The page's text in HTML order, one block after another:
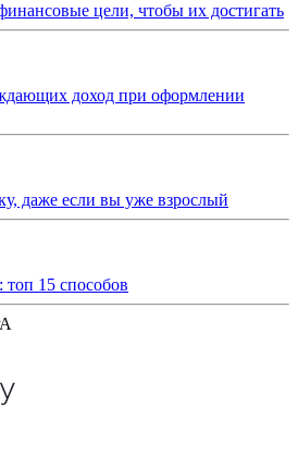
цели, чтобы их достигать
доход при оформлении
даже если вы уже взрослый
топ 15 способов